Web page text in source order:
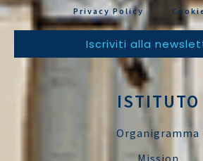
Privacy Policy
Iscriviti alla
ISTITUTO
Organigramma
Mission